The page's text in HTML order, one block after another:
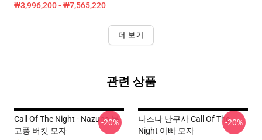
₩3,996,200 - ₩7,565,220
더 보기
관련 상품
Call Of The Night - Nazuna 복
고풍 버킷 모자
-20%
나즈나 난쿠사 Call Of The
Night 아빠 모자
-20%